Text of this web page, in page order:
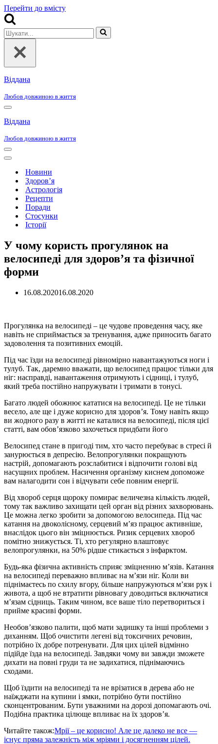
Перейти до вмісту
Шукати...
Віддана
Любов довжиною в життя
Меню
навігації
Віддана
Любов довжиною в життя
Меню
навігації
Меню
навігаціїНовини
Здоров’я
Астрологія
Рецепти
Поради
Стосунки
Історії
У чому користь прогулянок на
велосипеді для здоров’я та фізичної
форми
16.08.202016.08.2020
Прогулянка на велосипеді – це чудове проведення часу, яке
навіть не сприймається за тренування, адже приносить багато
задоволення та позитивних емоцій.
Під час їзди на велосипеді рівномірно навантажуються ноги і
тулуб. Так, даремно вважати, що велосипед працює тільки для
ніг: насправді, навантаження отримують і сідниці, і тулуб,
який треба постійно напружувати і тримати в тонусі.
Багато людей обожнює кататися на велосипеді. Це не тільки
весело, але ще і дуже корисно для здоров’я. Тому навіть якщо
ви жодного разу в житті не каталися на велосипеді, після цієї
статті, вам обов’язково захочеться придбати його
Велосипед стане в пригоді тим, хто часто перебуває в стресі й
занурюється в депресію. Велопрогулянки покращують
настрій, допомагають розслабитися і відпочити голові від
насущних проблем. Насичення організму киснем допоможе
вам налагодити сон і відчувати себе повним енергії.
Від хвороб серця щороку помирає величезна кількість людей,
тому так важливо захищати цей орган від різних захворювань.
Це можна легко зробити за допомогою велосипеда. Під час
катання на двоколісному, серцевий м’яз працює активніше,
внаслідок цього він зміцнюється. Ризик серцевих хвороб
помітно знижується. Ті, хто регулярно влаштовує
велопрогулянки, на 50% рідше стикається з інфарктом.
Будь-яка фізична активність сприяє зміцненню м’язів. Катання
на велосипеді переважно впливає на м’язи ніг. Коли ви
піднімаєтесь по схилу вгору, більше напружуються м’язи рук і
живота, а щоб не втратити рівновагу доводиться включатися
м’язам сідниць. Таким чином, все ваше тіло перетвориться і
прийме красиві форми.
Необов’язково палити, щоб мати задишку та інші проблеми з
диханням. Щоб очистити легені від токсичних речовин,
потрібно їх добре потренувати. Для цих цілей відмінно
підійде їзда на велосипеді. Завдяки чому ви завжди зможете
дихати на повні груди та не задихатися, піднімаючись
сходами.
Щоб їздити на велосипеді та не врізатися в дерева або не
наїжджати на купини і ямки, потрібно бути постійно
сконцентрованим. Бути уважними на дорозі допомагають очі.
Подібна практика цілюще впливає на їх здоров’я.
Читайте також:Мрії – це корисно! Але це далеко не все —
існує пряма залежність між мріями і досягненням цілей.